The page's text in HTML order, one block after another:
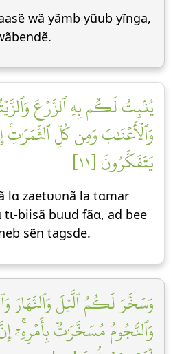
wã yãmb yũub yĩnga,
يُنۢبِتُ لَكُم بِهِ ٱلزَّرۡعَ
وَٱلۡأَعۡنَٰبَ وَمِن كُلِّ ٱلثَّمَرَٰتِۚ
يَتَفَكَّرُونَ [١١]
lɑ zaetʋʋnã la tɑmar
tɩ-biisã buud fãɑ, ad bee
sẽn tagsde.
وَسَخَّرَ لَكُمُ ٱلَّيۡلَ وَٱلنَّهَارَ
وَٱلنُّجُومُ مُسَخَّرَٰتُۢ بِأَمۡرِهِۦٓۚ